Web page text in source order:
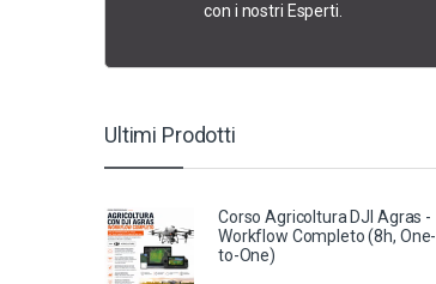
con i nostri Esperti.
Ultimi Prodotti
Corso Agricoltura DJI Agras -
Workflow Completo (8h, One-
to-One)